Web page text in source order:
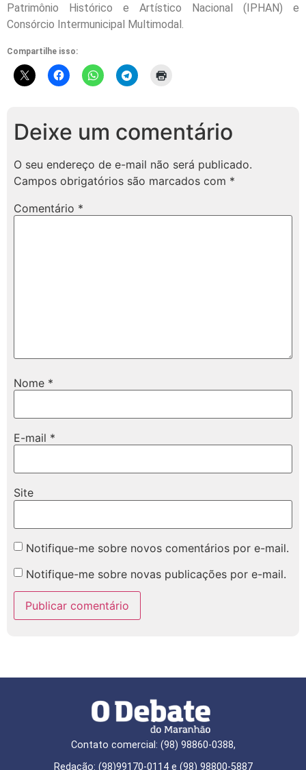
Patrimônio Histórico e Artístico Nacional (IPHAN) e
Consórcio Intermunicipal Multimodal.
Compartilhe isso:
Deixe um comentário
O seu endereço de e-mail não será publicado.
Campos obrigatórios são marcados com *
Comentário *
Nome *
E-mail *
Site
Notifique-me sobre novos comentários por e-mail.
Notifique-me sobre novas publicações por e-mail.
Contato comercial: (98) 98860-0388,
Redação: (98)99170-0114 e (98) 98800-5887